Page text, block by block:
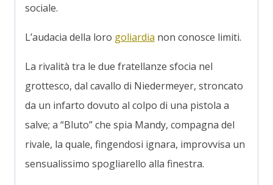
sociale.
L’audacia della loro goliardia non conosce limiti.
La rivalità tra le due fratellanze sfocia nel
grottesco, dal cavallo di Niedermeyer, stroncato
da un infarto dovuto al colpo di una pistola a
salve; a “Bluto” che spia Mandy, compagna del
rivale, la quale, fingendosi ignara, improvvisa un
sensualissimo spogliarello alla finestra.